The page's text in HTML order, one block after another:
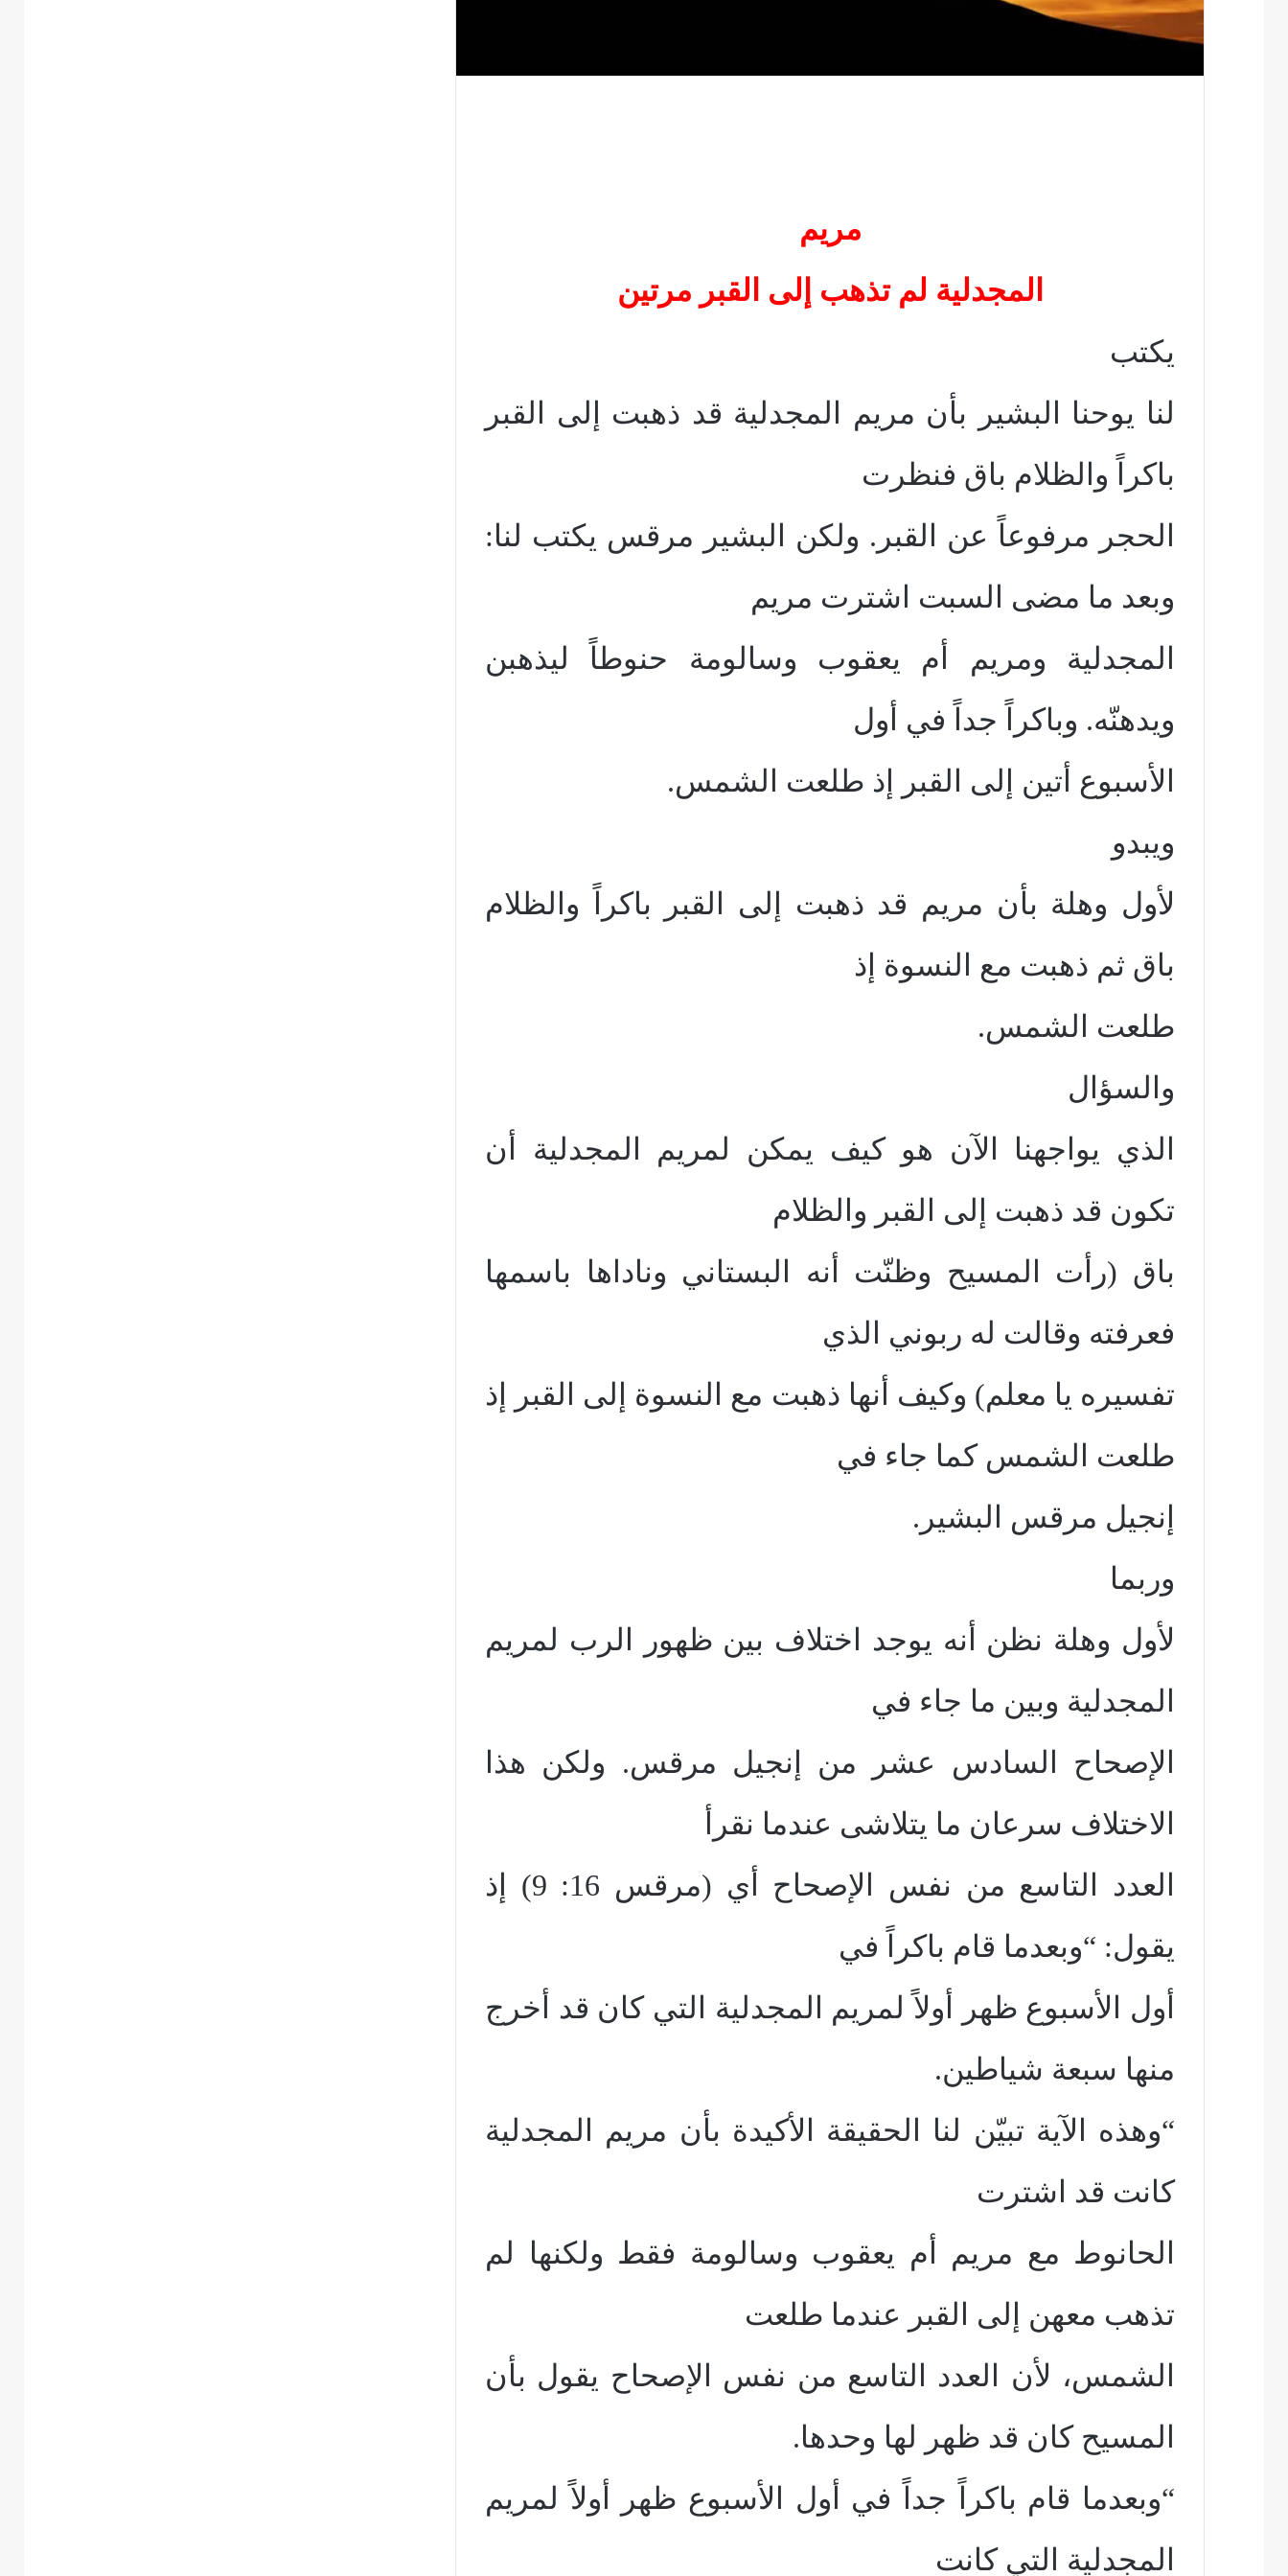
مريم
المجدلية لم تذهب إلى القبر مرتين
يكتب
لنا يوحنا البشير بأن مريم المجدلية قد ذهبت إلى القبر
باكراً والظلام باق فنظرت
الحجر مرفوعاً عن القبر. ولكن البشير مرقس يكتب لنا:
وبعد ما مضى السبت اشترت مريم
المجدلية ومريم أم يعقوب وسالومة حنوطاً ليذهبن
ويدهنّه. وباكراً جداً في أول
الأسبوع أتين إلى القبر إذ طلعت الشمس.
ويبدو
لأول وهلة بأن مريم قد ذهبت إلى القبر باكراً والظلام
باق ثم ذهبت مع النسوة إذ
طلعت الشمس.
والسؤال
الذي يواجهنا الآن هو كيف يمكن لمريم المجدلية أن
تكون قد ذهبت إلى القبر والظلام
باق (رأت المسيح وظنّت أنه البستاني وناداها باسمها
فعرفته وقالت له ربوني الذي
تفسيره يا معلم) وكيف أنها ذهبت مع النسوة إلى القبر إذ
طلعت الشمس كما جاء في
إنجيل مرقس البشير.
وربما
لأول وهلة نظن أنه يوجد اختلاف بين ظهور الرب لمريم
المجدلية وبين ما جاء في
الإصحاح السادس عشر من إنجيل مرقس. ولكن هذا
الاختلاف سرعان ما يتلاشى عندما نقرأ
العدد التاسع من نفس الإصحاح أي (مرقس 16: 9) إذ
يقول: “وبعدما قام باكراً في
أول الأسبوع ظهر أولاً لمريم المجدلية التي كان قد أخرج
منها سبعة شياطين.
“وهذه الآية تبيّن لنا الحقيقة الأكيدة بأن مريم المجدلية
كانت قد اشترت
الحانوط مع مريم أم يعقوب وسالومة فقط ولكنها لم
تذهب معهن إلى القبر عندما طلعت
الشمس، لأن العدد التاسع من نفس الإصحاح يقول بأن
المسيح كان قد ظهر لها وحدها.
“وبعدما قام باكراً جداً في أول الأسبوع ظهر أولاً لمريم
المجدلية التي كانت